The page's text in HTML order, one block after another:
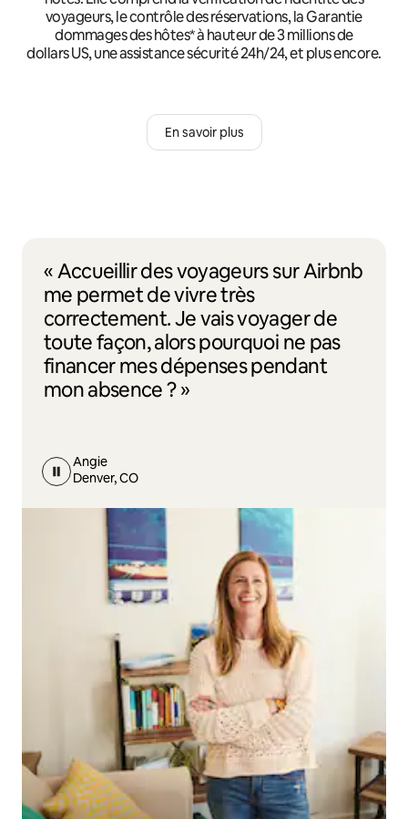
voyageurs, le contrôle des réservations, la Garantie
dommages des hôtes* à hauteur de 3 millions de
dollars US, une assistance sécurité 24h/24, et plus encore.
En savoir plus
« Accueillir des voyageurs sur Airbnb
me permet de vivre très
correctement. Je vais voyager de
toute façon, alors pourquoi ne pas
financer mes dépenses pendant
mon absence ? »
Angie
Denver, CO